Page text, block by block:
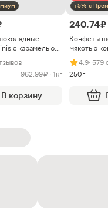
с карамелью
нугой
962.99 ₽ · 1кг
В корзину
+5% с
240.74 ₽
Конфеты
мякотью
4.9· 579
250г